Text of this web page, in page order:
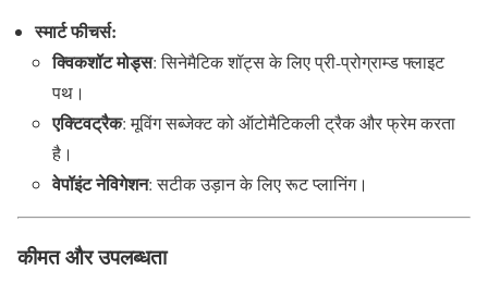
स्मार्ट फीचर्स:
क्विकशॉट मोड्स: सिनेमैटिक शॉट्स के लिए प्री-प्रोग्राम्ड फ्लाइट
पथ।
एक्टिवट्रैक: मूविंग सब्जेक्ट को ऑटोमैटिकली ट्रैक और फ्रेम करता
है।
वेपॉइंट नेविगेशन: सटीक उड़ान के लिए रूट प्लानिंग।
कीमत और उपलब्धता